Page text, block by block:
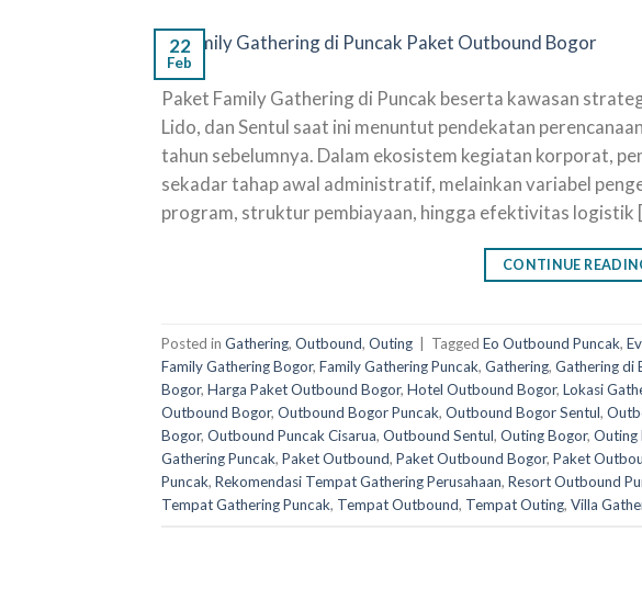
22
Feb
Paket Family Gathering di Puncak beserta kawasan
Lido, dan Sentul saat ini menuntut pendekatan
tahun sebelumnya. Dalam ekosistem kegiatan korporat,
sekadar tahap awal administratif, melainkan variabel
program, struktur pembiayaan, hingga efektivitas logistik
CONTINUE
Posted in Gathering, Outbound, Outing Tagged Eo Outbound Puncak,
Family Gathering Bogor, Family Gathering Puncak, Gathering, Gathering di
Bogor, Harga Paket Outbound Bogor, Hotel Outbound Bogor, Lokasi
Outbound Bogor, Outbound Bogor Puncak, Outbound Bogor Sentul,
Bogor, Outbound Puncak Cisarua, Outbound Sentul, Outing Bogor, Outing
Gathering Puncak, Paket Outbound, Paket Outbound Bogor, Paket
Puncak, Rekomendasi Tempat Gathering Perusahaan, Resort Outbound
Tempat Gathering Puncak, Tempat Outbound, Tempat Outing, Villa